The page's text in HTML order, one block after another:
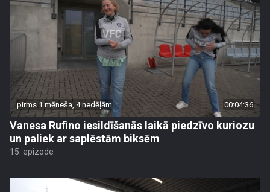
pirms 1 mēneša, 4 nedēļām 00:04:36
Vanesa Rufino iesildīšanās laikā piedzīvo kuriozu
un paliek ar saplēstām biksēm
15. epizode